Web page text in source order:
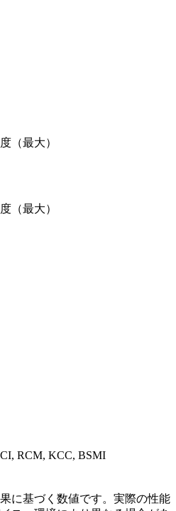
（最大）
（最大）
RCM, KCC, BSMI
に基づく数値です。実際の性能